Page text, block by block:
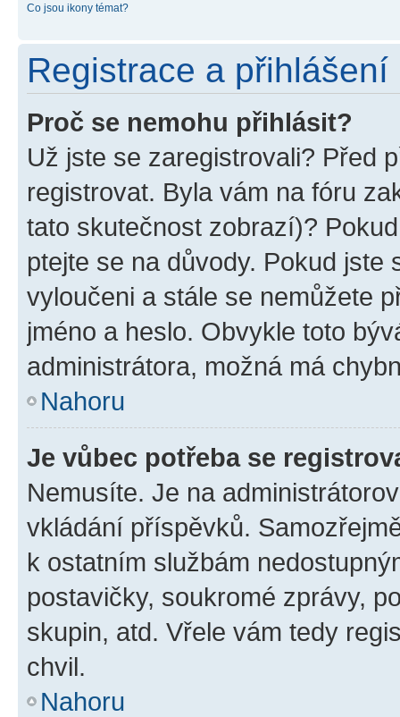
Co jsou ikony témat?
Registrace a přihlášení
Proč se nemohu přihlásit?
Už jste se zaregistrovali? Před
registrovat. Byla vám na fóru
tato skutečnost zobrazí)?
ptejte se na důvody. Pokud jste
vyloučeni a stále se nemůžete
jméno a heslo. Obvykle toto
administrátora, možná má
Nahoru
Je vůbec potřeba se
Nemusíte. Je na
vkládání příspěvků.
k ostatním službám
postavičky, soukromé zprávy,
skupin, atd. Vřele vám tedy
chvil.
Nahoru